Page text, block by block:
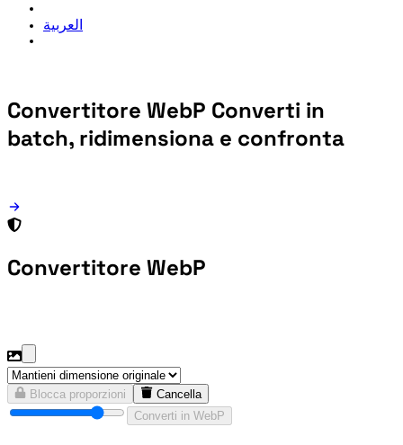
العربية
Convertitore WebP Converti in
batch, ridimensiona e confronta
Convertitore WebP
Blocca proporzioni
Cancella
Converti in WebP